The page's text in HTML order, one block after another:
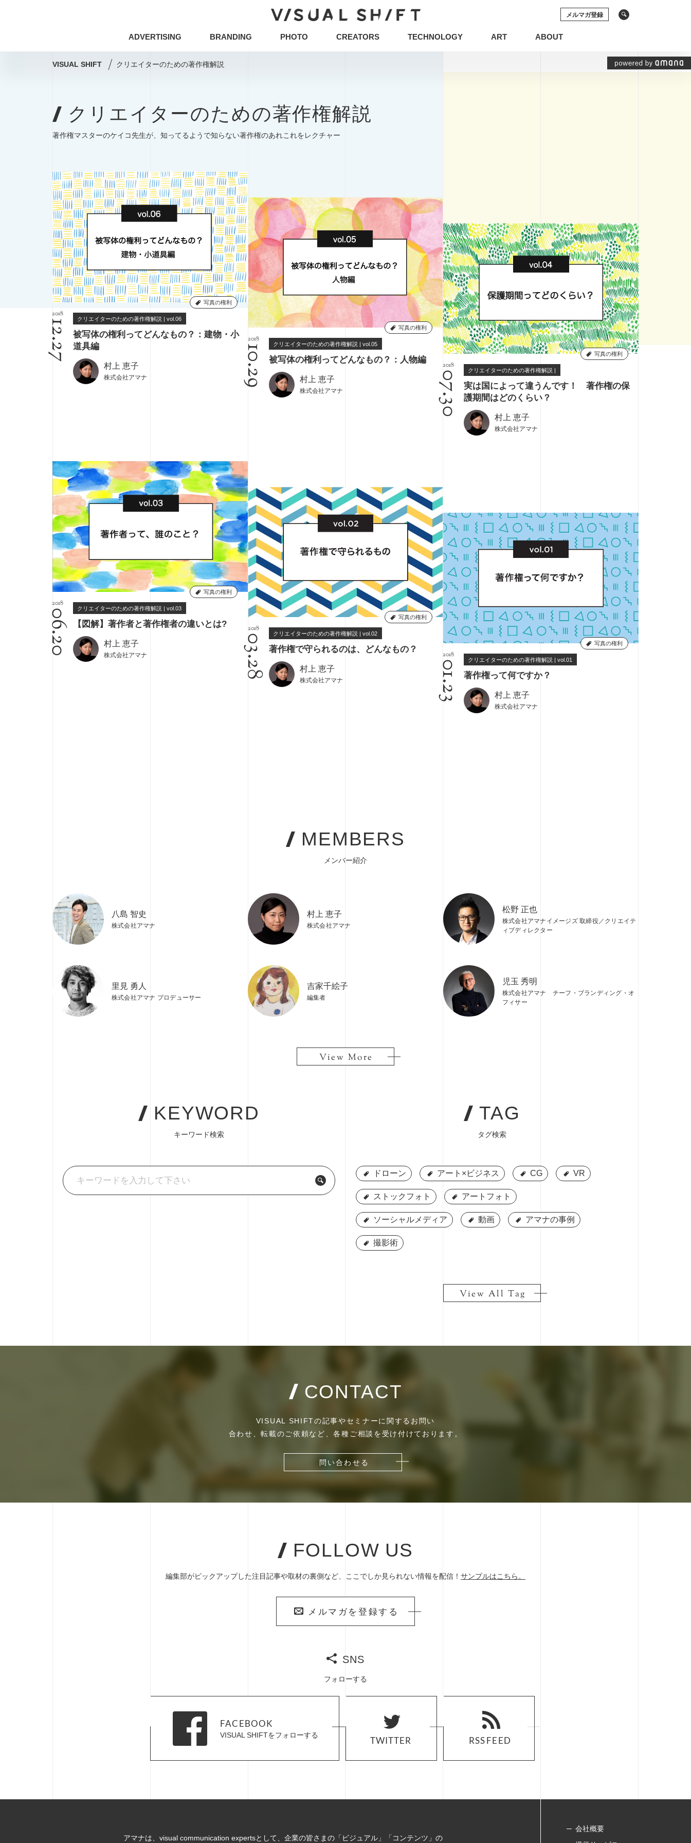
メルマガ登録
ADVERTISING BRANDING PHOTO CREATORS TECHNOLOGY ART ABOUT
タグから検索
アマナの事例 撮影術
アマナの事例 撮影術 シズル イベント グラフィックデザイン
コミュニティマーケティング コミュニケーションデザイン
編集・ライティング 用語集 イラスト・マンガ
印刷技術 レタッチ AI 企業のブランディング事例 アイデアのタネ
SDGs COVID-19
VISUAL SHIFT クリエイターのための著作権解説
クリエイターのための著作権解説
著作権マスターのケイコ先生が、知ってるようで知らない著作権のあれこれをレクチャー
写真の権利
2018
12.27 クリエイターのための著作権解説 | vol.06
被写体の権利ってどんなもの？：建物・小
道具編
村上 恵子
株式会社アマナ
写真の権利
2018
10.29 クリエイターのための著作権解説 | vol.05
被写体の権利ってどんなもの？：人物編
村上 恵子
株式会社アマナ
写真の権利
2018
07.30 クリエイターのための著作権解説 |
実は国によって違うんです！ 著作権の保
護期間はどのくらい？
村上 恵子
株式会社アマナ
写真の権利
2018
06.20 クリエイターのための著作権解説 | vol.03
【図解】著作者と著作権者の違いとは?
村上 恵子
株式会社アマナ
写真の権利
2018
03.28 クリエイターのための著作権解説 | vol.02
著作権で守られるのは、どんなもの？
村上 恵子
株式会社アマナ
写真の権利
2018
01.23 クリエイターのための著作権解説 | vol.01
著作権って何ですか？
村上 恵子
株式会社アマナ
MEMBERS
メンバー紹介
八島 智史
株式会社アマナ
村上 恵子
株式会社アマナ
松野 正也
株式会社アマナイメージズ 取締役／クリエイテ
ィブディレクター
里見 勇人
株式会社アマナ プロデューサー
吉家千絵子
編集者
児玉 秀明
株式会社アマナ チーフ・ブランディング・オ
フィサー
View More
View More
KEYWORD
キーワード検索
TAG
タグ検索
ドローン
ドローン アート×ビジネス
アート×ビジネス CG
CG VR
VR
ストックフォト
ストックフォト アートフォト
アートフォト
ソーシャルメディア
ソーシャルメディア 動画
動画 アマナの事例
アマナの事例
撮影術
撮影術
View All Tag
View All Tag
CONTACT
VISUAL SHIFTの記事やセミナーに関するお問い
合わせ、転載のご依頼など、各種ご相談を受け付けております。
問い合わせる
問い合わせる
FOLLOW US
編集部がピックアップした注目記事や取材の裏側など、ここでしか見られない情報を配信！ サンプルはこちら。
メルマガを登録する
メルマガを登録する
SNS
フォローする
FACEBOOK
VISUAL SHIFTをフォローする
FACEBOOK
VISUAL SHIFTをフォローする TWITTER
TWITTER RSS FEED
RSS FEED
アマナは、visual communication expertsとして、企業の皆さまの「ビジュアル」「コンテンツ」の
会社概要